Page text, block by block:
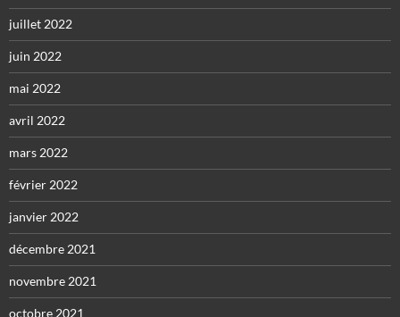
juillet 2022
juin 2022
mai 2022
avril 2022
mars 2022
février 2022
janvier 2022
décembre 2021
novembre 2021
octobre 2021